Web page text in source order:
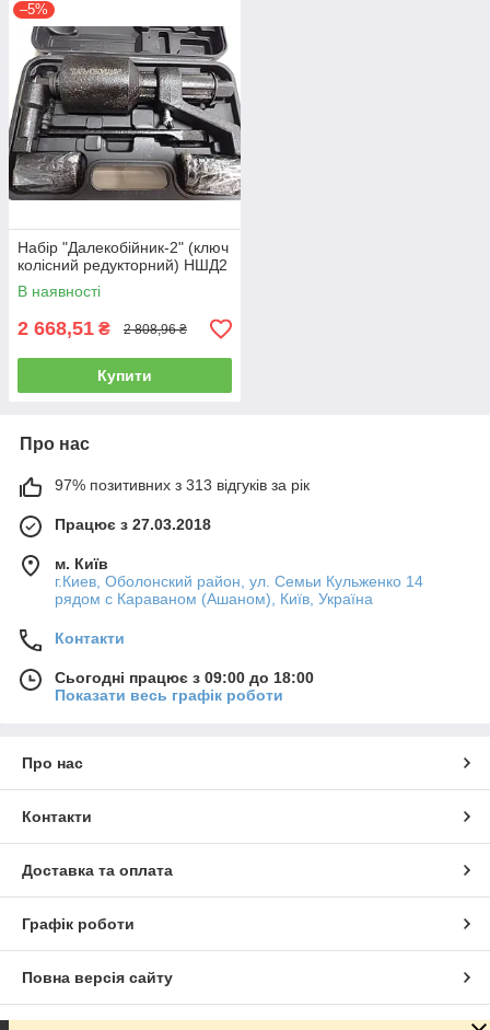
–5%
Набір "Далекобійник-2" (ключ
колісний редукторний) НШД2
В наявності
2 668,51 ₴ 2 808,96 ₴
Купити
Про нас
97% позитивних з 313 відгуків за рік
Працює з 27.03.2018
м. Київ
г.Киев, Оболонский район, ул. Семьи Кульженко 14
рядом с Караваном (Ашаном), Київ, Україна
Контакти
Сьогодні працює з 09:00 до 18:00
Показати весь графік роботи
Про нас
Контакти
Доставка та оплата
Графік роботи
Повна версія сайту